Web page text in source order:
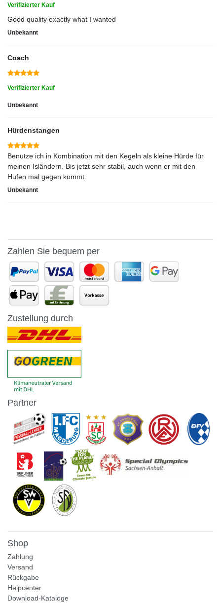
Verifizierter Kauf
Good quality exactly what I wanted
Unbekannt
Coach
Verifizierter Kauf
Unbekannt
Hürdenstangen
Benutze ich in Kombination mit den Kegeln als kleine Hürde für
meinen Isländern. Bis jetzt sehr stabil, auch wenn er mit den
Hufen mal gegen kommt.
Unbekannt
Zahlen Sie bequem per
Zustellung durch
Partner
Shop
Zahlung
Versand
Rückgabe
Helpcenter
Download-Kataloge